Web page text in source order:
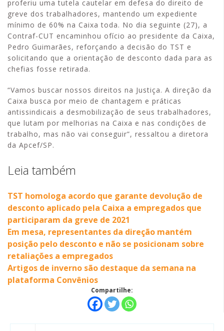
proferiu uma tutela cautelar em defesa do direito de
greve dos trabalhadores, mantendo um expediente
mínimo de 60% na Caixa toda. No dia seguinte (27), a
Contraf-CUT encaminhou ofício ao presidente da Caixa,
Pedro Guimarães, reforçando a decisão do TST e
solicitando que a orientação de desconto dada para as
chefias fosse retirada.
“Vamos buscar nossos direitos na Justiça. A direção da
Caixa busca por meio de chantagem e práticas
antissindicais a desmobilização de seus trabalhadores,
que lutam por melhorias na Caixa e nas condições de
trabalho, mas não vai conseguir”, ressaltou a diretora
da Apcef/SP.
Leia também
TST homologa acordo que garante devolução de
desconto aplicado pela Caixa a empregados que
participaram da greve de 2021
Em mesa, representantes da direção mantém
posição pelo desconto e não se posicionam sobre
retaliações a empregados
Artigos de inverno são destaque da semana na
plataforma Convênios
Compartilhe: